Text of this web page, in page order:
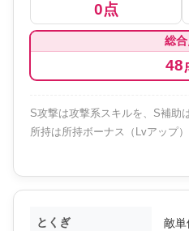
0点
総
48
S攻撃は攻撃系スキルを、S補助
所持は所持ボーナス（Lvアップ）
とくぎ 敵単